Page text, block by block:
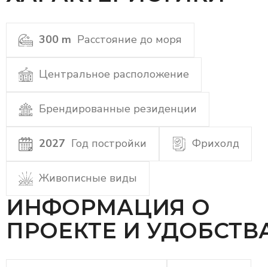
300 m Расстояние до моря
Центральное расположение
Брендированные резиденции
2027 Год постройки Фрихолд
Живописные виды
ИНФОРМАЦИЯ О
ПРОЕКТЕ И